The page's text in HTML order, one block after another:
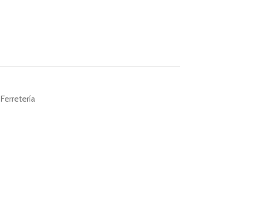
Ferretería